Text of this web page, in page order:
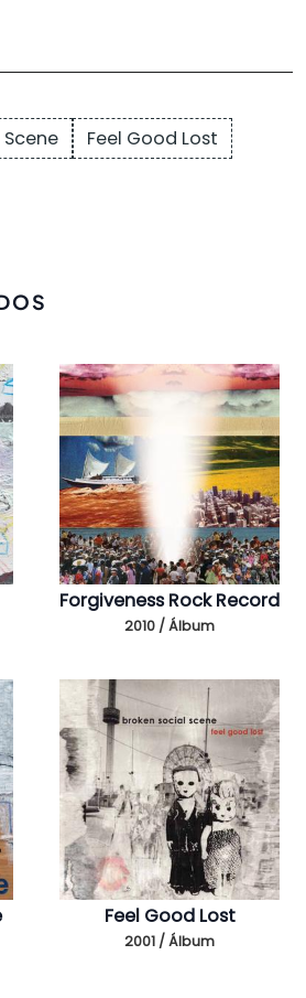
Feel Good Lost
Forgiveness Rock Record
2010 / Álbum
Feel Good Lost
2001 / Álbum